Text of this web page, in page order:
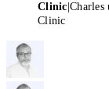
Clinic Charles
Clinic